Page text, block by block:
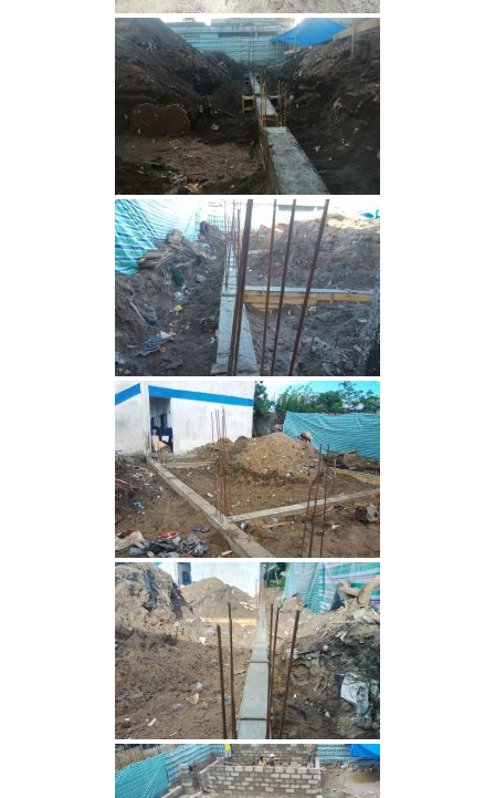
Cyclone à Tamatave : mobilisons-nous !
Pour aider nos enfants, nos salariés, nos centres en
détresse suite au cyclone, Terre des enfants lance une
campagne de dons:
https://www.helloasso.com/associations/association-
gardoise-terre-des-enfants/formulaires/5
Vous pouvez aussi envoyer un chèque à l’ordre de Terre
des Enfants, chez Mme Poulet, 165 rue Jean Monnet,
30310 VERGEZE
ou nous réclamer un rib si vous souhaitez faire un
virement ( à contact@terredesenfants.fr)